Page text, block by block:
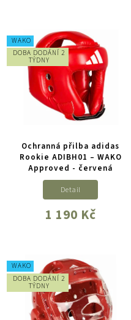
WAKO
DOBA DODÁNÍ 2
TÝDNY
Ochranná přilba adidas
Rookie ADIBH01 – WAKO
Approved - červená
1 190 Kč
Detail
WAKO
DOBA DODÁNÍ 2
TÝDNY